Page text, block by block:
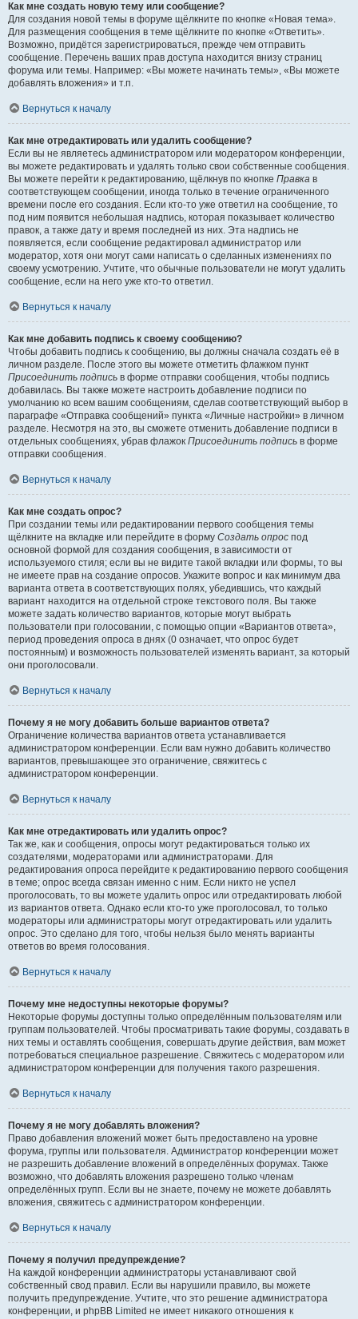
Как мне создать новую тему или сообщение?
Для создания новой темы в форуме щёлкните по кнопке «Новая тема».
Для размещения сообщения в теме щёлкните по кнопке «Ответить».
Возможно, придётся зарегистрироваться, прежде чем отправить
сообщение. Перечень ваших прав доступа находится внизу страниц
форума или темы. Например: «Вы можете начинать темы», «Вы можете
добавлять вложения» и т.п.
Вернуться к началу
Как мне отредактировать или удалить сообщение?
Если вы не являетесь администратором или модератором конференции,
вы можете редактировать и удалять только свои собственные сообщения.
Вы можете перейти к редактированию, щёлкнув по кнопке Правка в
соответствующем сообщении, иногда только в течение ограниченного
времени после его создания. Если кто-то уже ответил на сообщение, то
под ним появится небольшая надпись, которая показывает количество
правок, а также дату и время последней из них. Эта надпись не
появляется, если сообщение редактировал администратор или
модератор, хотя они могут сами написать о сделанных изменениях по
своему усмотрению. Учтите, что обычные пользователи не могут удалить
сообщение, если на него уже кто-то ответил.
Вернуться к началу
Как мне добавить подпись к своему сообщению?
Чтобы добавить подпись к сообщению, вы должны сначала создать её в
личном разделе. После этого вы можете отметить флажком пункт
Присоединить подпись в форме отправки сообщения, чтобы подпись
добавилась. Вы также можете настроить добавление подписи по
умолчанию ко всем вашим сообщениям, сделав соответствующий выбор в
параграфе «Отправка сообщений» пункта «Личные настройки» в личном
разделе. Несмотря на это, вы сможете отменить добавление подписи в
отдельных сообщениях, убрав флажок Присоединить подпись в форме
отправки сообщения.
Вернуться к началу
Как мне создать опрос?
При создании темы или редактировании первого сообщения темы
щёлкните на вкладке или перейдите в форму Создать опрос под
основной формой для создания сообщения, в зависимости от
используемого стиля; если вы не видите такой вкладки или формы, то вы
не имеете прав на создание опросов. Укажите вопрос и как минимум два
варианта ответа в соответствующих полях, убедившись, что каждый
вариант находится на отдельной строке текстового поля. Вы также
можете задать количество вариантов, которые могут выбрать
пользователи при голосовании, с помощью опции «Вариантов ответа»,
период проведения опроса в днях (0 означает, что опрос будет
постоянным) и возможность пользователей изменять вариант, за который
они проголосовали.
Вернуться к началу
Почему я не могу добавить больше вариантов ответа?
Ограничение количества вариантов ответа устанавливается
администратором конференции. Если вам нужно добавить количество
вариантов, превышающее это ограничение, свяжитесь с
администратором конференции.
Вернуться к началу
Как мне отредактировать или удалить опрос?
Так же, как и сообщения, опросы могут редактироваться только их
создателями, модераторами или администраторами. Для
редактирования опроса перейдите к редактированию первого сообщения
в теме; опрос всегда связан именно с ним. Если никто не успел
проголосовать, то вы можете удалить опрос или отредактировать любой
из вариантов ответа. Однако если кто-то уже проголосовал, то только
модераторы или администраторы могут отредактировать или удалить
опрос. Это сделано для того, чтобы нельзя было менять варианты
ответов во время голосования.
Вернуться к началу
Почему мне недоступны некоторые форумы?
Некоторые форумы доступны только определённым пользователям или
группам пользователей. Чтобы просматривать такие форумы, создавать в
них темы и оставлять сообщения, совершать другие действия, вам может
потребоваться специальное разрешение. Свяжитесь с модератором или
администратором конференции для получения такого разрешения.
Вернуться к началу
Почему я не могу добавлять вложения?
Право добавления вложений может быть предоставлено на уровне
форума, группы или пользователя. Администратор конференции может
не разрешить добавление вложений в определённых форумах. Также
возможно, что добавлять вложения разрешено только членам
определённых групп. Если вы не знаете, почему не можете добавлять
вложения, свяжитесь с администратором конференции.
Вернуться к началу
Почему я получил предупреждение?
На каждой конференции администраторы устанавливают свой
собственный свод правил. Если вы нарушили правило, вы можете
получить предупреждение. Учтите, что это решение администратора
конференции, и phpBB Limited не имеет никакого отношения к